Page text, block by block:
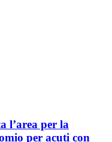
l’area per la
per acuti con